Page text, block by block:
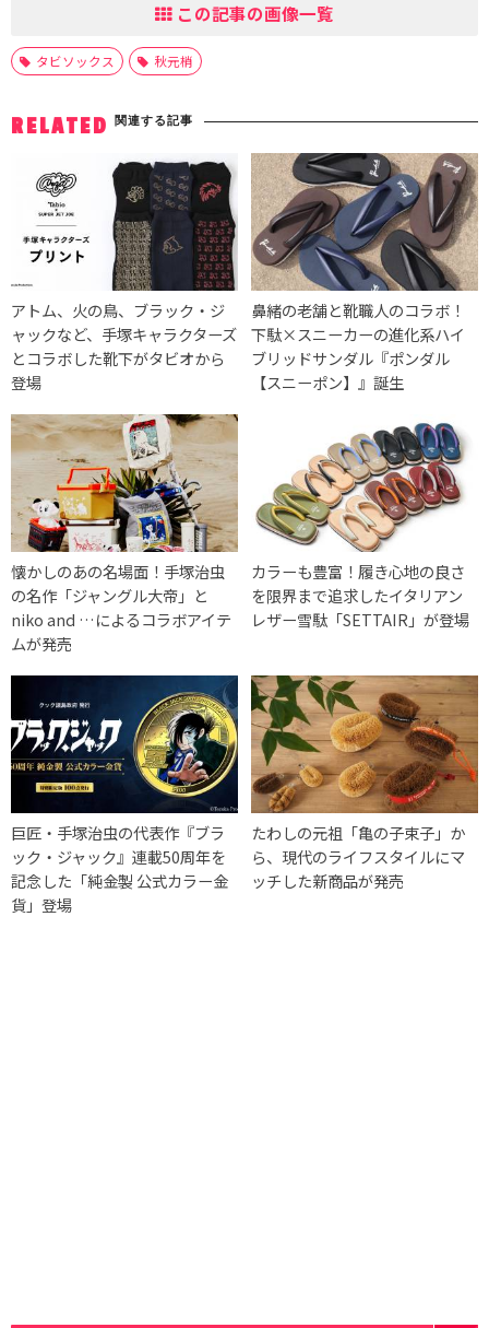
この記事の画像一覧
タビソックス 秋元梢
RELATED 関連する記事
アトム、火の鳥、ブラック・ジ
ャックなど、手塚キャラクターズ
とコラボした靴下がタビオから
登場
鼻緒の老舗と靴職人のコラボ！
下駄×スニーカーの進化系ハイ
ブリッドサンダル『ポンダル
【スニーポン】』誕生
懐かしのあの名場面！手塚治虫
の名作「ジャングル大帝」と
niko and …によるコラボアイテ
ムが発売
カラーも豊富！履き心地の良さ
を限界まで追求したイタリアン
レザー雪駄「SETTAIR」が登場
巨匠・手塚治虫の代表作『ブラ
ック・ジャック』連載50周年を
記念した「純金製 公式カラー金
貨」登場
たわしの元祖「亀の子束子」か
ら、現代のライフスタイルにマ
ッチした新商品が発売